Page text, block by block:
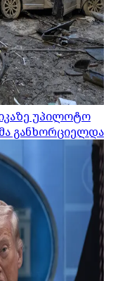
უპილოტო
განხორციელდა